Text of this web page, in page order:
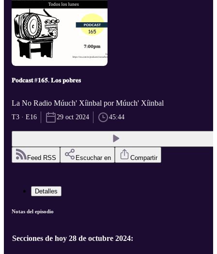
𝐏𝐨𝐝𝐜𝐚𝐬𝐭 #𝟏𝟔𝟓. 𝐋𝐨𝐬 𝐩𝐨𝐛𝐫𝐞𝐬
La No Radio Múuch' Xíinbal por Múuch' Xíinbal
T3 · E16 29 oct 2024 45:44
Feed RSS Escuchar en Compartir
Detalles
Notas del episodio
Secciones de hoy 28 de octubre 2024: